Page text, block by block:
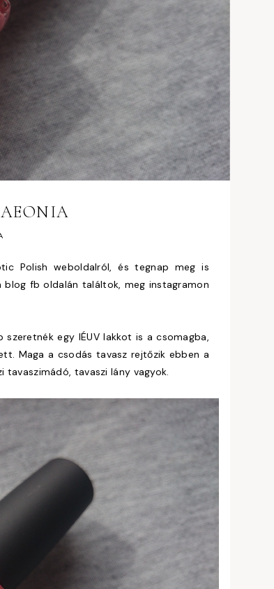
Polish weboldalról, és tegnap meg is
blog fb oldalán találtok, meg instagramon
egy IÉUV lakkot is a csomagba,
Maga a csodás tavasz rejtőzik ebben a
tavaszimádó, tavaszi lány vagyok.